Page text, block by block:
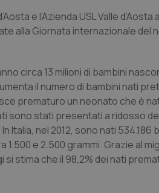
e l’Azienda USL Valle
alla Giornata internazionale del
circa 13 milioni di bambini
il numero di bambini nati
prematuro un neonato che è
sono stati presentati a ridosso
nel 2012, sono nati 534.186
1.500 e 2.500 grammi. Grazie al
stima che il 98,2% dei nati